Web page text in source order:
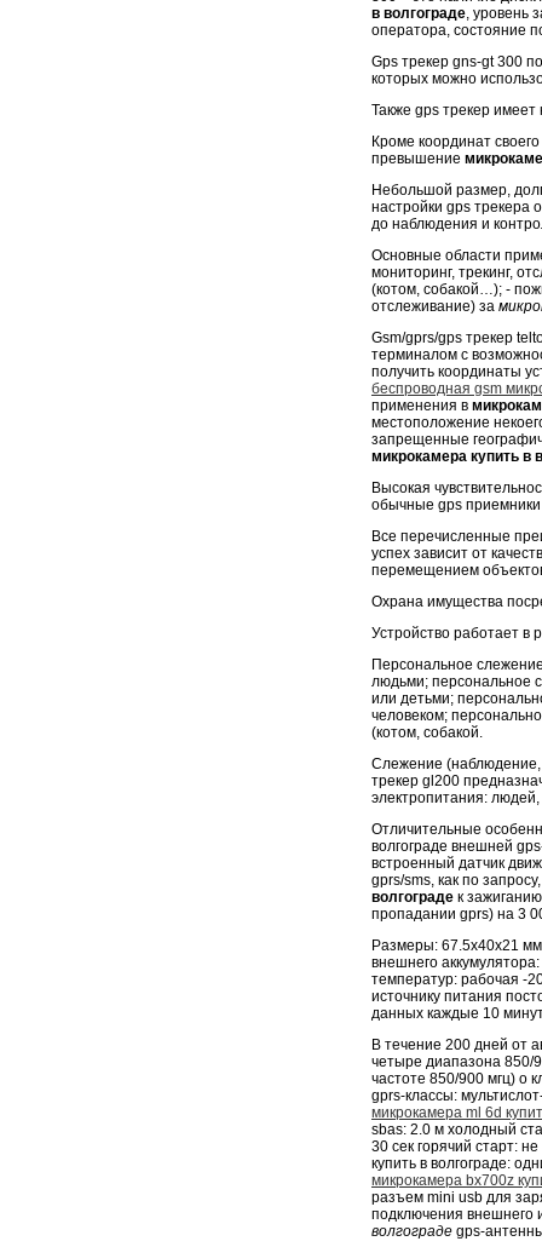
в волгограде , уровень
оператора, состояние
Gps трекер gns-gt 300
которых можно
Также gps трекер имеет
Кроме координат
превышение
Небольшой размер,
настройки gps трекера
до наблюдения и
Основные области
мониторинг, трекинг,
(котом, собакой…); -
отслеживание) за
Gsm/gprs/gps трекер
терминалом с
получить координаты
беспроводная gsm
применения в
местоположение
запрещенные
микрокамера купить в
Высокая
обычные gps
Все перечисленные
успех зависит от
перемещением
Охрана имущества
Устройство работает в
Персональное
людьми; персональное
или детьми;
человеком;
(котом, собакой.
Слежение (наблюдение,
трекер gl200
электропитания:
Отличительные
волгограде внешней
встроенный датчик
gprs/sms, как по
волгограде к
пропадании gprs) на 3
Размеры: 67.5х40х21
внешнего
температур: рабочая -
источнику питания
данных каждые 10
В течение 200 дней от
четыре диапазона 850/
частоте 850/900 мгц) o
gprs-классы:
микрокамера ml 6d
sbas: 2.0 м холодный
30 сек горячий старт:
купить в волгограде:
микрокамера bx700z
разъем mini usb для
подключения внешнего
волгограде gps-